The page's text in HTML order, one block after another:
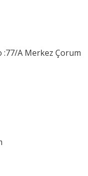
:77/A Merkez Çorum